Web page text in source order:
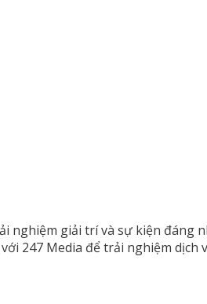
giải trí và sự kiện đáng
247 Media để trải nghiệm dịch